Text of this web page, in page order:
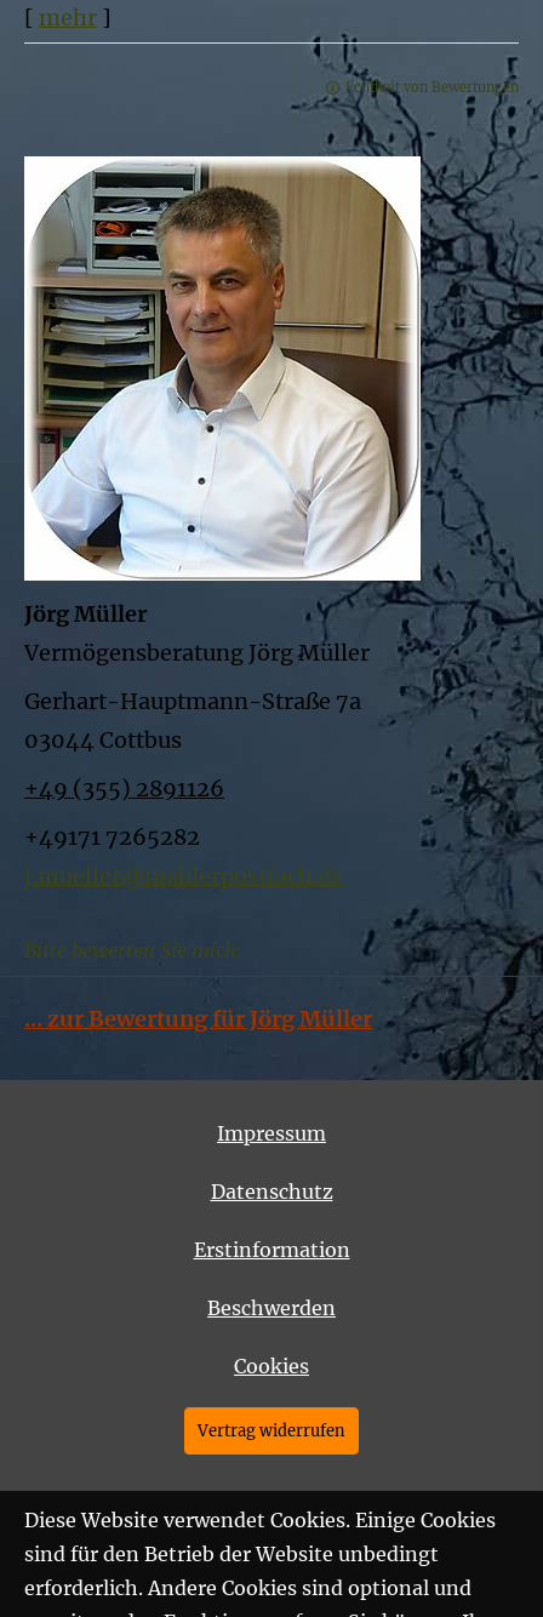
[ mehr ]
Echtheit von Bewertungen
Jörg Müller
Vermögensberatung Jörg Müller
Gerhart-Hauptmann-Straße 7a
03044 Cottbus
+49 (355) 2891126
+49171 7265282
j.mueller@maklerpostfach.de
Bitte bewerten Sie mich:
... zur Bewertung für Jörg Müller
Impressum
Datenschutz
Erstinformation
Beschwerden
Cookies
Vertrag widerrufen
Diese Website verwendet Cookies. Einige Cookies
sind für den Betrieb der Website unbedingt
erforderlich. Andere Cookies sind optional und